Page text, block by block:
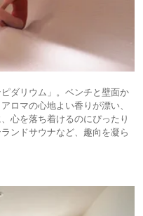
ダリウム」。ベンチと壁面か
ロマの心地よい香りが漂い、
心を落ち着けるのにぴったり
ンドサウナなど、趣向を凝ら